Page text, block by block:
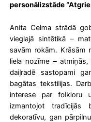
personālizstāde
Anita Celma strādā
vieglajā sintētikā –
savām rokām. Krāsām
liela nozīme –
daiļradē sastopami
bagātas tekstilijas.
interese par folkloru
izmantojot
dekoratīvu, gan